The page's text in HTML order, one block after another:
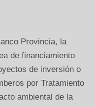
Provincia, la
de financiamiento
de inversión o
por Tratamiento
ambiental de la